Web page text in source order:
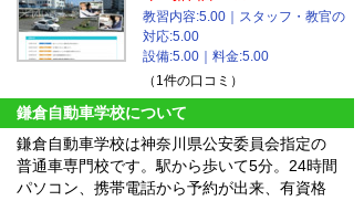
教習内容:5.00｜スタッフ・教官の
対応:5.00
設備:5.00｜料金:5.00
（1件の口コミ）
鎌倉自動車学校について
鎌倉自動車学校は神奈川県公安委員会指定の
普通車専門校です。駅から歩いて5分。24時間
パソコン、携帯電話から予約が出来、有資格